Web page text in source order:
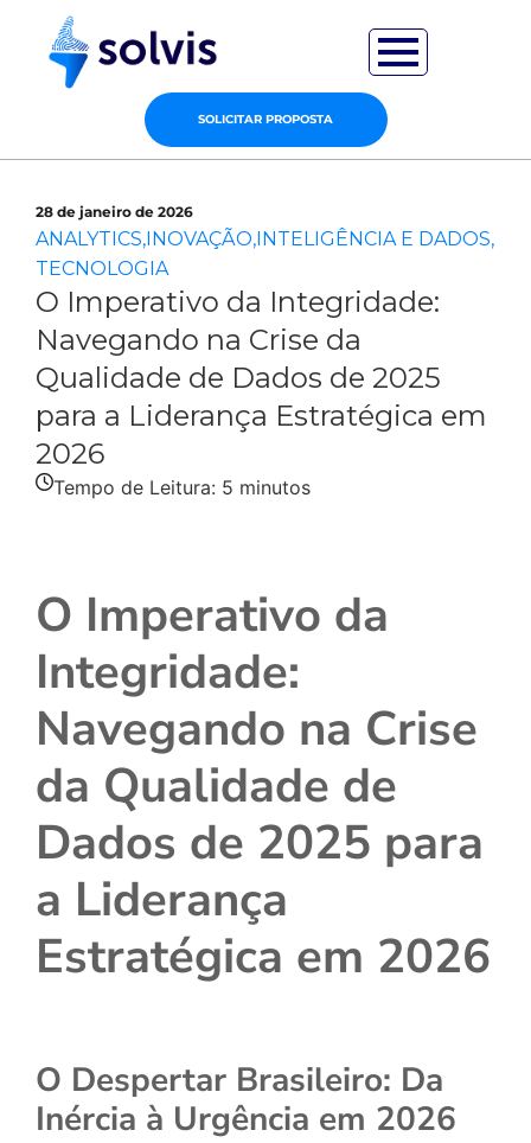
SOLICITAR PROPOSTA
28 de janeiro de 2026
ANALYTICS,INOVAÇÃO,INTELIGÊNCIA E DADOS,
TECNOLOGIA
O Imperativo da Integridade:
Navegando na Crise da
Qualidade de Dados de 2025
para a Liderança Estratégica em
2026
Tempo de Leitura: 5 minutos
O Imperativo da
Integridade:
Navegando na Crise
da Qualidade de
Dados de 2025 para
a Liderança
Estratégica em 2026
O Despertar Brasileiro: Da
Inércia à Urgência em 2026